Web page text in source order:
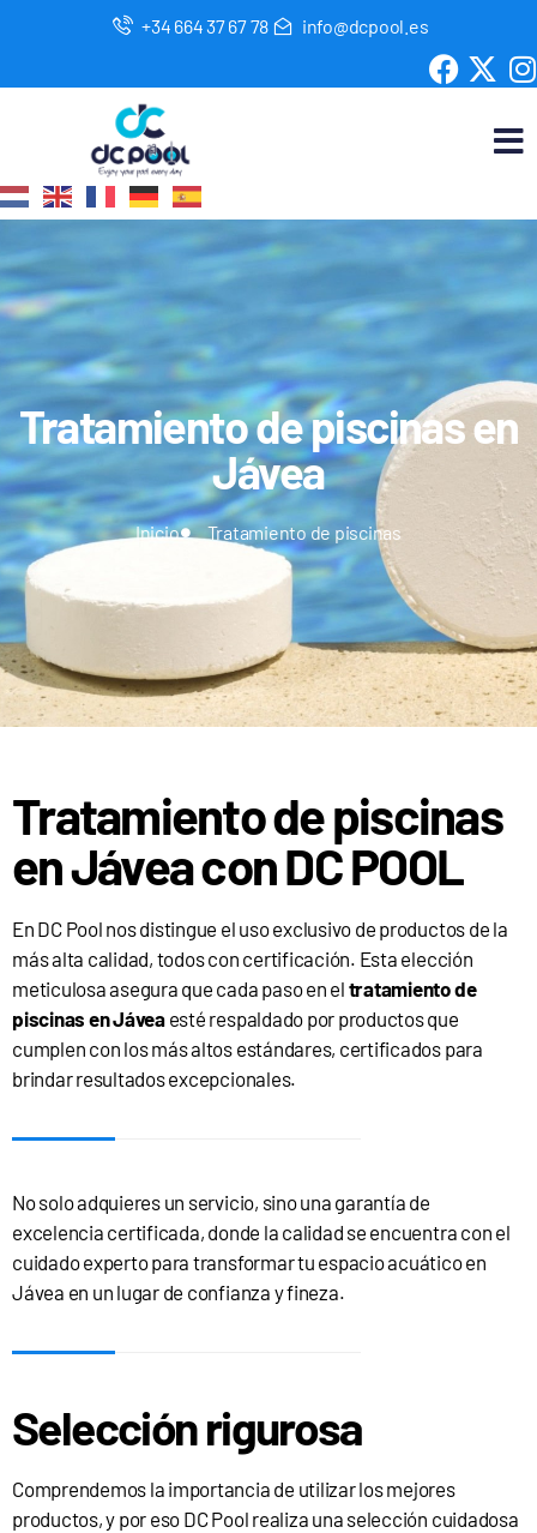
+34 664 37 67 78 info@dcpool.es
Tratamiento de piscinas en
Jávea
Inicio Tratamiento de piscinas
Tratamiento de piscinas
en Jávea con DC POOL
En DC Pool nos distingue el uso exclusivo de productos de la
más alta calidad, todos con certificación. Esta elección
meticulosa asegura que cada paso en el tratamiento de
piscinas en Jáveaesté respaldado por productos que
cumplen con los más altos estándares, certificados para
brindar resultados excepcionales.
No solo adquieres un servicio, sino una garantía de
excelencia certificada, donde la calidad se encuentra con el
cuidado experto para transformar tu espacio acuático en
Jávea en un lugar de confianza y fineza.
Selección rigurosa
Comprendemos la importancia de utilizar los mejores
productos, y por eso DC Pool realiza una selección cuidadosa